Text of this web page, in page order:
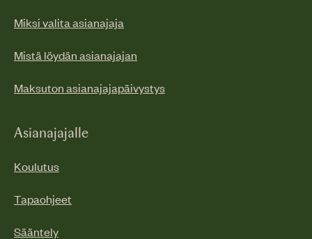
Miksi valita asianajaja
Mistä löydän asianajajan
Maksuton asianajajapäivystys
Asianajajalle
Koulutus
Tapaohjeet
Sääntely